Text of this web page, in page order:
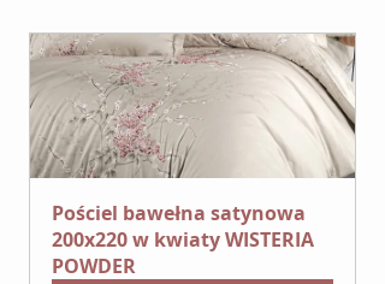
Pościel bawełna satynowa
200x220 w kwiaty WISTERIA
POWDER